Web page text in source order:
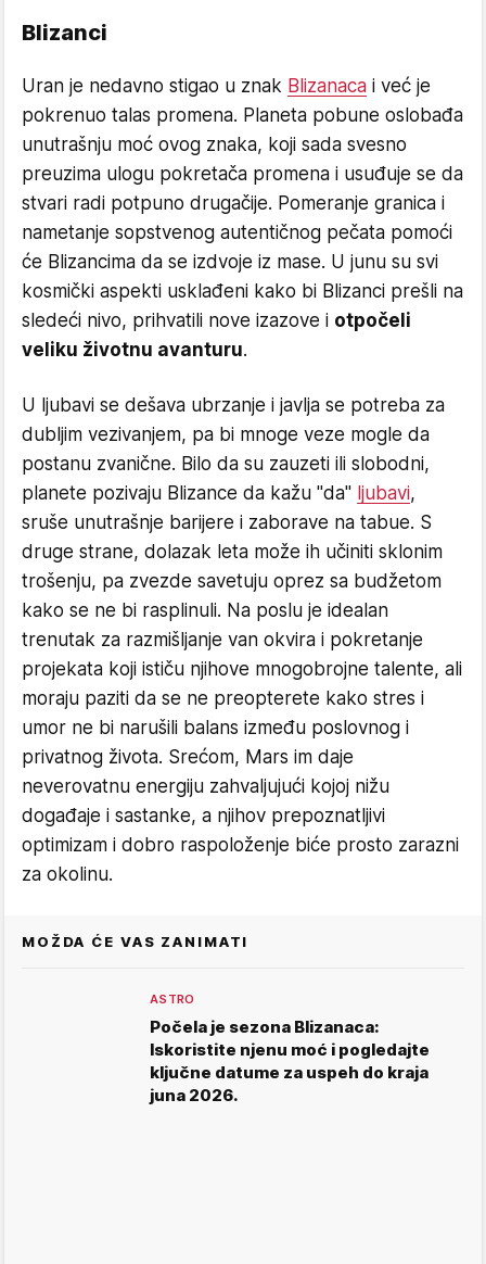
Blizanci
Uran je nedavno stigao u znak Blizanaca i već je
pokrenuo talas promena. Planeta pobune oslobađa
unutrašnju moć ovog znaka, koji sada svesno
preuzima ulogu pokretača promena i usuđuje se da
stvari radi potpuno drugačije. Pomeranje granica i
nametanje sopstvenog autentičnog pečata pomoći
će Blizancima da se izdvoje iz mase. U junu su svi
kosmički aspekti usklađeni kako bi Blizanci prešli na
sledeći nivo, prihvatili nove izazove i otpočeli
veliku životnu avanturu.
U ljubavi se dešava ubrzanje i javlja se potreba za
dubljim vezivanjem, pa bi mnoge veze mogle da
postanu zvanične. Bilo da su zauzeti ili slobodni,
planete pozivaju Blizance da kažu "da" ljubavi,
sruše unutrašnje barijere i zaborave na tabue. S
druge strane, dolazak leta može ih učiniti sklonim
trošenju, pa zvezde savetuju oprez sa budžetom
kako se ne bi rasplinuli. Na poslu je idealan
trenutak za razmišljanje van okvira i pokretanje
projekata koji ističu njihove mnogobrojne talente, ali
moraju paziti da se ne preopterete kako stres i
umor ne bi narušili balans između poslovnog i
privatnog života. Srećom, Mars im daje
neverovatnu energiju zahvaljujući kojoj nižu
događaje i sastanke, a njihov prepoznatljivi
optimizam i dobro raspoloženje biće prosto zarazni
za okolinu.
MOŽDA ĆE VAS ZANIMATI
ASTRO
Počela je sezona Blizanaca:
Iskoristite njenu moć i pogledajte
ključne datume za uspeh do kraja
juna 2026.